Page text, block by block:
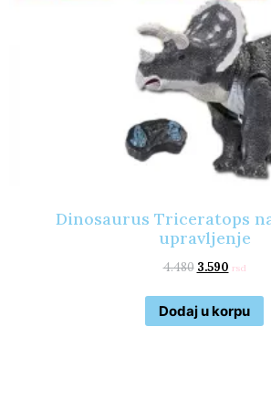
Dinosaurus Triceratops
upravljenje
4.480 3.590 rsd
Dodaj u korpu